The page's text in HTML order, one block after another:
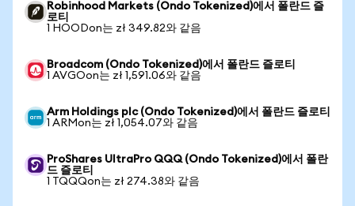
Robinhood Markets (Ondo Tokenized)에서 폴란드 즐
로티
1 HOODon는 zł 349.82와 같음
Broadcom (Ondo Tokenized)에서 폴란드 즐로티
1 AVGOon는 zł 1,591.06와 같음
Arm Holdings plc (Ondo Tokenized)에서 폴란드 즐로티
1 ARMon는 zł 1,054.07와 같음
ProShares UltraPro QQQ (Ondo Tokenized)에서 폴란
드 즐로티
1 TQQQon는 zł 274.38와 같음